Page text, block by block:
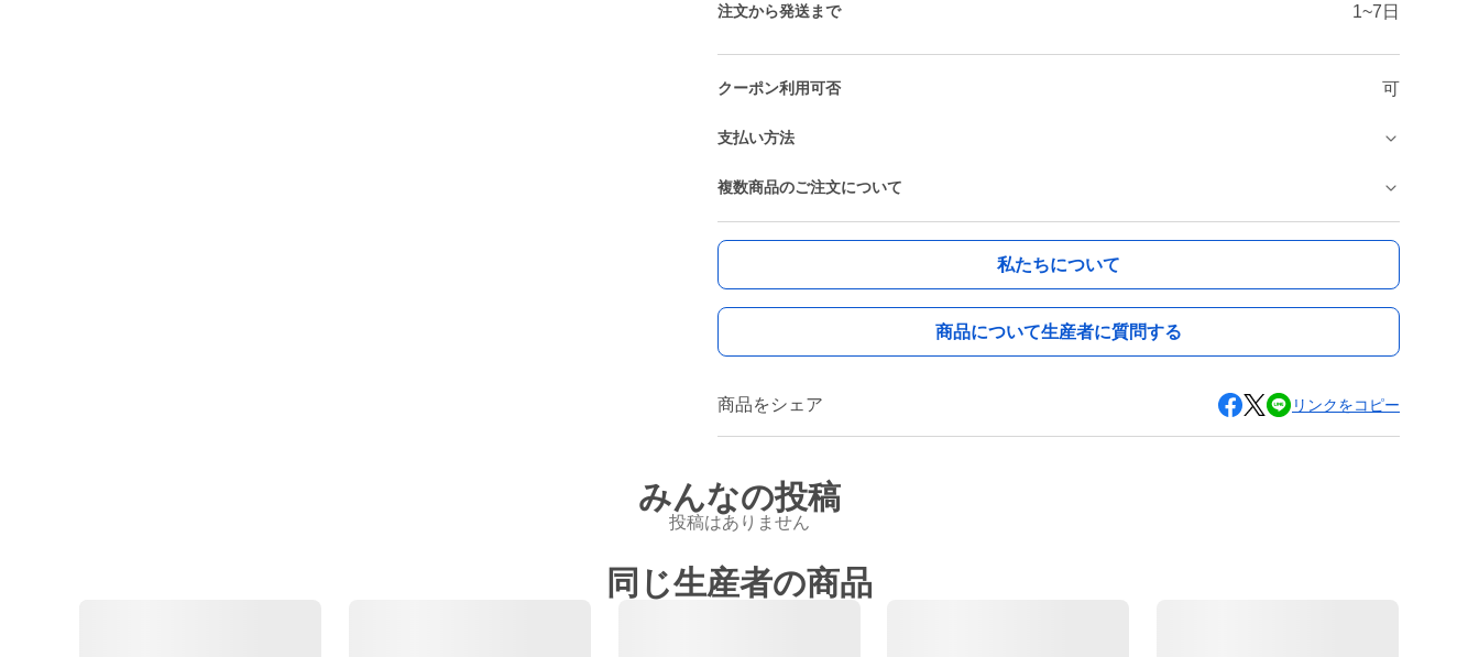
注文から発送まで 1~7日
クーポン利用可否 可
支払い方法
複数商品のご注文について
私たちについて
商品について生産者に質問する
商品をシェア リンクをコピー
みんなの投稿
投稿はありません
同じ生産者の商品